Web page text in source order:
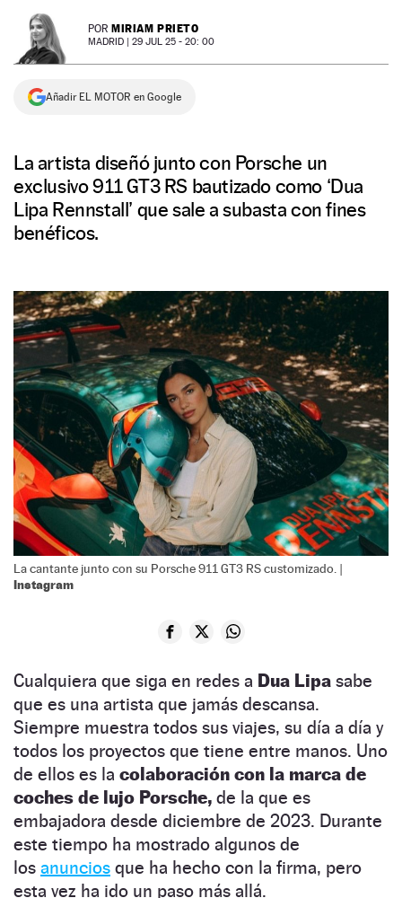
NEWSLETTER POR MIRIAM PRIETO
MADRID | 29 JUL 25 - 20: 00
Añadir EL MOTOR en Google
La artista diseñó junto con Porsche un
exclusivo 911 GT3 RS bautizado como ‘Dua
Lipa Rennstall’ que sale a subasta con fines
benéficos.
La cantante junto con su Porsche 911 GT3 RS customizado. |
Instagram
Cualquiera que siga en redes a Dua Lipa sabe
que es una artista que jamás descansa.
Siempre muestra todos sus viajes, su día a día y
todos los proyectos que tiene entre manos. Uno
de ellos es la colaboración con la marca de
coches de lujo Porsche, de la que es
embajadora desde diciembre de 2023. Durante
este tiempo ha mostrado algunos de
los anuncios que ha hecho con la firma, pero
esta vez ha ido un paso más allá.